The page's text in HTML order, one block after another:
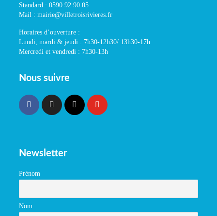
Standard : 0590 92 90 05
Mail : mairie@villetroisrivieres.fr
Horaires d’ouverture :
Lundi, mardi & jeudi : 7h30-12h30/ 13h30-17h
Mercredi et vendredi : 7h30-13h
Nous suivre
Newsletter
Prénom
Nom